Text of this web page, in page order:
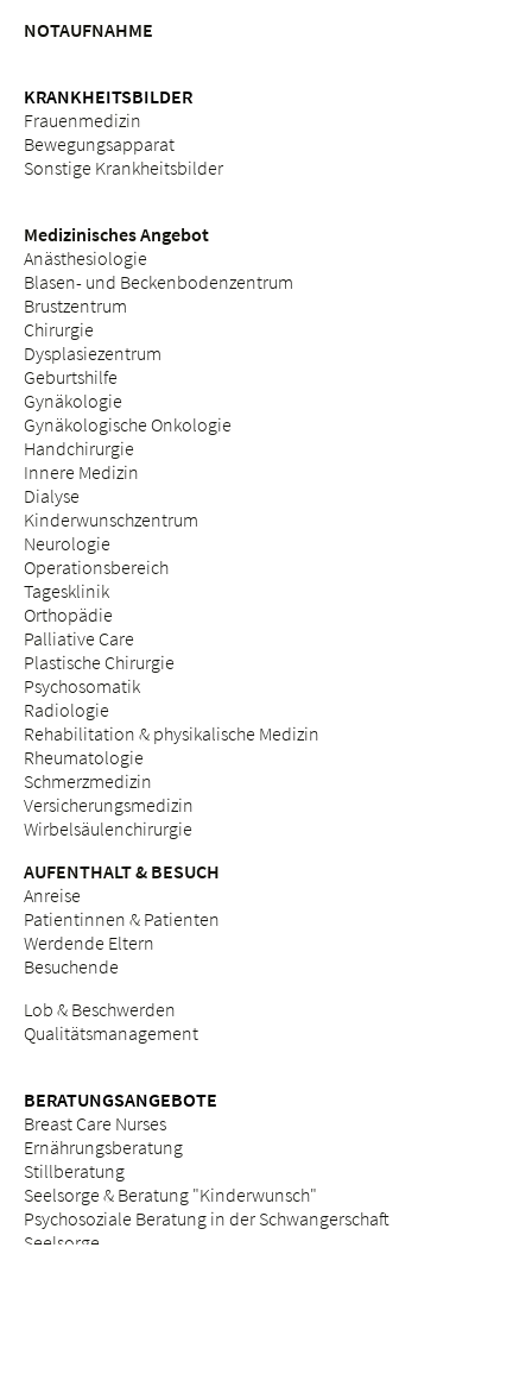
NOTAUFNAHME
KRANKHEITSBILDER
Frauenmedizin
Bewegungsapparat
Sonstige Krankheitsbilder
Medizinisches Angebot
Anästhesiologie
Blasen- und Beckenbodenzentrum
Brustzentrum
Chirurgie
Dysplasiezentrum
Geburtshilfe
Gynäkologie
Gynäkologische Onkologie
Handchirurgie
Innere Medizin
Dialyse
Kinderwunschzentrum
Neurologie
Operationsbereich
Tagesklinik
Orthopädie
Palliative Care
Plastische Chirurgie
Psychosomatik
Radiologie
Rehabilitation & physikalische Medizin
Rheumatologie
Schmerzmedizin
Versicherungsmedizin
Wirbelsäulenchirurgie
AUFENTHALT & BESUCH
Anreise
Patientinnen & Patienten
Werdende Eltern
Besuchende
Lob & Beschwerden
Qualitätsmanagement
BERATUNGSANGEBOTE
Breast Care Nurses
Ernährungsberatung
Stillberatung
Seelsorge & Beratung "Kinderwunsch"
Psychosoziale Beratung in der Schwangerschaft
Seelsorge